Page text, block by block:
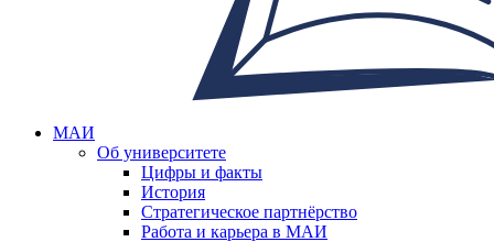
МАИ
Об университете
Цифры и факты
История
Стратегическое партнёрство
Работа и карьера в МАИ